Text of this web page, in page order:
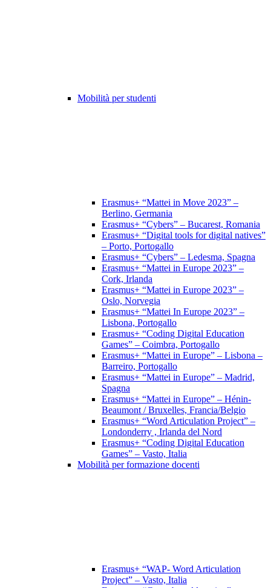
Mobilità per studenti
Erasmus+ “Mattei in Move 2023” –
Berlino, Germania
Erasmus+ “Cybers” – Bucarest, Romania
Erasmus+ “Digital tools for digital natives”
– Porto, Portogallo
Erasmus+ “Cybers” – Ledesma, Spagna
Erasmus+ “Mattei in Europe 2023” –
Cork, Irlanda
Erasmus+ “Mattei in Europe 2023” –
Oslo, Norvegia
Erasmus+ “Mattei In Europe 2023” –
Lisbona, Portogallo
Erasmus+ “Coding Digital Education
Games” – Coimbra, Portogallo
Erasmus+ “Mattei in Europe” – Lisbona –
Barreiro, Portogallo
Erasmus+ “Mattei in Europe” – Madrid,
Spagna
Erasmus+ “Mattei in Europe” – Hénin-
Beaumont / Bruxelles, Francia/Belgio
Erasmus+ “Word Articulation Project” –
Londonderry , Irlanda del Nord
Erasmus+ “Coding Digital Education
Games” – Vasto, Italia
Mobilità per formazione docenti
Erasmus+ “WAP- Word Articulation
Project” – Vasto, Italia